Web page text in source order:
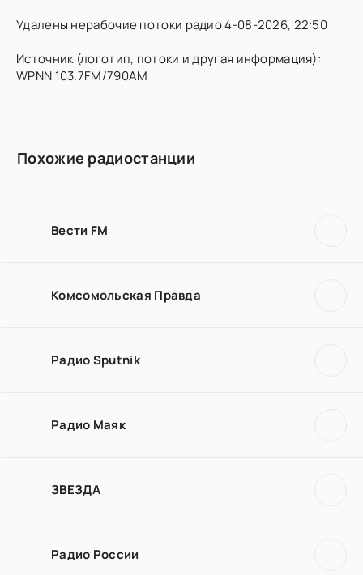
Удалены нерабочие потоки радио 4-08-2026, 22:50
Источник (логотип, потоки и другая информация):
WPNN 103.7FM/790AM
Похожие радиостанции
Вести FM
Комсомольская Правда
Радио Sputnik
Радио Маяк
ЗВЕЗДА
Радио России